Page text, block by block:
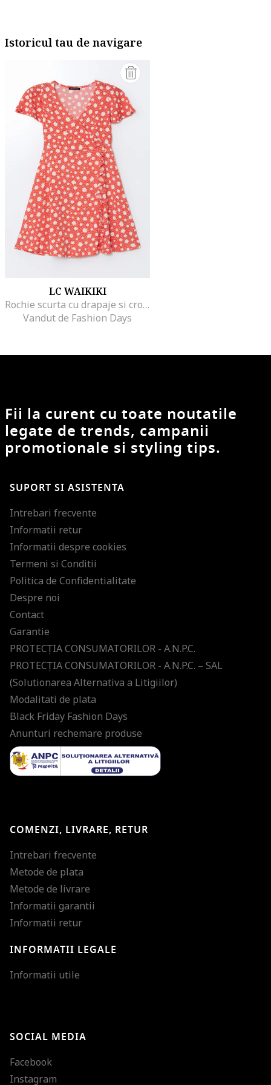
Istoricul tau de navigare
LC WAIKIKI
Rochie scurta cu drapaje si croiala in A, Alb/Portocaliu
Vandut de Fashion Days
Fii la curent cu toate noutatile
legate de trends, campanii
promotionale si styling tips.
SUPORT SI ASISTENTA
Intrebari frecvente
Informatii retur
Informatii despre cookies
Termeni si Conditii
Politica de Confidentialitate
Despre noi
Contact
Garantie
PROTECŢIA CONSUMATORILOR - A.N.P.C.
PROTECŢIA CONSUMATORILOR - A.N.P.C. – SAL
(Solutionarea Alternativa a Litigiilor)
Modalitati de plata
Black Friday Fashion Days
Anunturi rechemare produse
COMENZI, LIVRARE, RETUR
Intrebari frecvente
Metode de plata
Metode de livrare
Informatii garantii
Informatii retur
INFORMATII LEGALE
Informatii utile
SOCIAL MEDIA
Facebook
Instagram